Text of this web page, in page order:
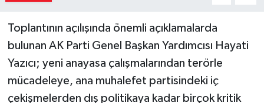
Toplantının açılışında önemli açıklamalarda
bulunan AK Parti Genel Başkan Yardımcısı Hayati
Yazıcı; yeni anayasa çalışmalarından terörle
mücadeleye, ana muhalefet partisindeki iç
çekişmelerden dış politikaya kadar birçok kritik